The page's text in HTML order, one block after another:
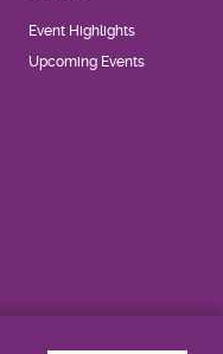
Event Highlights
Upcoming Events